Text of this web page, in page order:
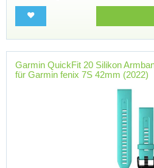
Garmin QuickFit 20 Silikon
für Garmin fenix 7S 42mm (2022)